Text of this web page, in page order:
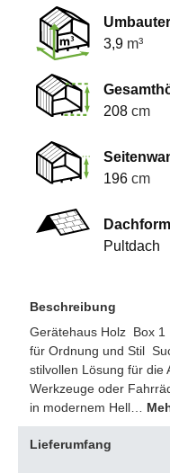
3,9 m³
208 cm
196 cm
Dachform
Pultdach
Beschreibung
Gerätehaus Holz Box 1
für Ordnung und Stil
stilvollen Lösung für die
Werkzeuge oder
in modernem Hell…
Lieferumfang